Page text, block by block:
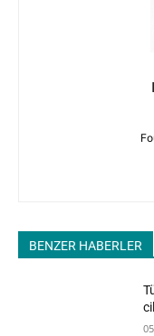
BENZER HABERLER